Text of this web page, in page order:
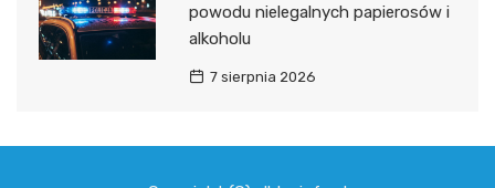
powodu nielegalnych papierosów i
alkoholu
7 sierpnia 2026